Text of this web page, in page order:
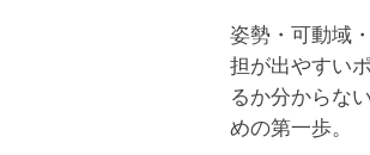
姿勢・可動域
担が出やすい
るか分からな
めの第一歩。